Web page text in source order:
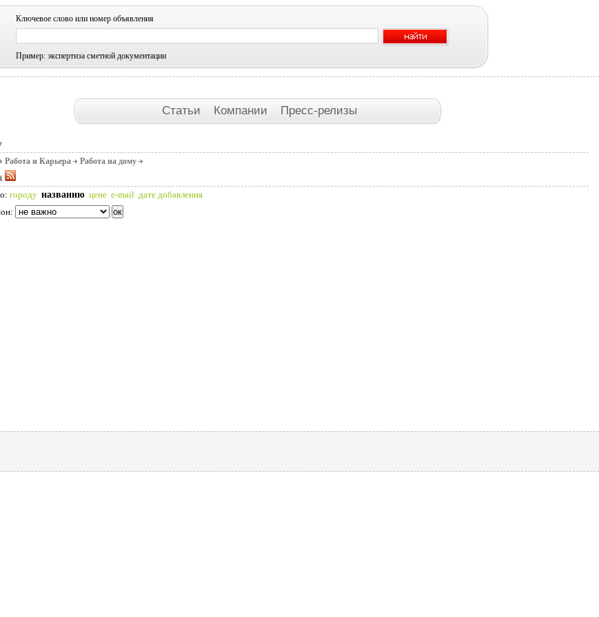
Ключевое слово или номер объявления
Пример: экспертиза сметной документации
Статьи Компании Пресс-релизы
Работа и Карьера Работа на дому
городу названию цене e-mail дате добавления